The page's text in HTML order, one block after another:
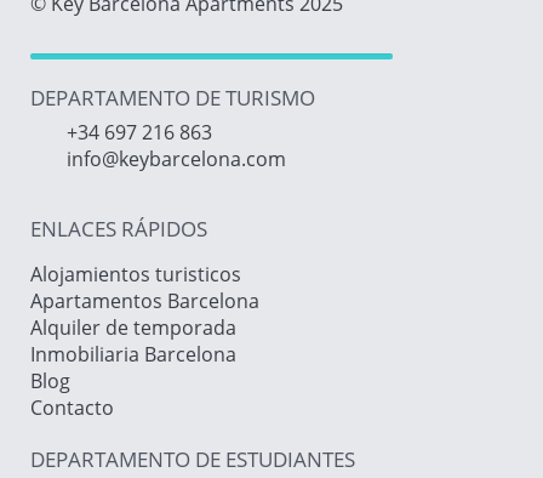
DEPARTAMENTO DE TURISMO
+34 697 216 863
info@keybarcelona.com
ENLACES RÁPIDOS
Alojamientos turisticos
Apartamentos Barcelona
Alquiler de temporada
Inmobiliaria Barcelona
Blog
Contacto
DEPARTAMENTO DE ESTUDIANTES